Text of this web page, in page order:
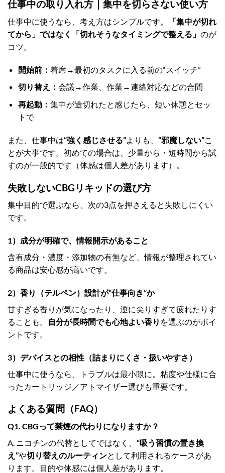
仕事中の取り入れ方｜集中を切らさない使い方
仕事中に使うなら、考え方はシンプルです。
「集中が切れ
てから」ではなく「切れそうなタイミングで整える」 のが
コツ。
開始前： 着席→最初のタスクに入る前の“スイッチ”
切り替え： 会議→作業、作業→連絡対応などの合間
再起動： 集中が途切れたと感じたら、短い休憩とセッ
トで
また、仕事中は“強く感じさせる” よりも、 “邪魔しない” こ
とが大事です。初めての場合は、少量から・短時間から試
すのが一般的です（体感は個人差があります）。
失敗しないCBGリキッドの選び方
集中目的で選ぶなら、次の3点を押さえると失敗しにくい
です。
1）成分が明確で、情報開示があること
含有成分・濃度・添加物の有無など、情報が整理されてい
る商品は安心感が高いです。
2）香り（テルペン）設計が“仕事向き”か
甘すぎる香りが気になったり、逆に尖りすぎて疲れたりす
ることも。
自分が長時間でも心地よい香り を選ぶのがポイ
ントです。
3）デバイスとの相性（詰まりにくさ・扱いやすさ）
仕事中に使うなら、トラブルは最小限に。粘度や仕様に合
ったカートリッジ／アトマイザー選びも重要です。
よくある質問（FAQ）
Q1. CBGって禁煙の代わりになりますか？
A. ニコチンの代替としてではなく、 “吸う習慣の置き換
え”や切り替えのルーティンとして利用されるケースがあ
ります。目的や体感には個人差があります。